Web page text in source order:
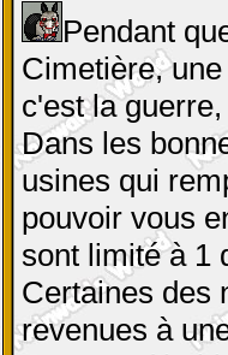
Pendant
Cimetière,
c'est la
Dans les
usines qui
pouvoir vous
sont limité à 1
Certaines des
revenues à